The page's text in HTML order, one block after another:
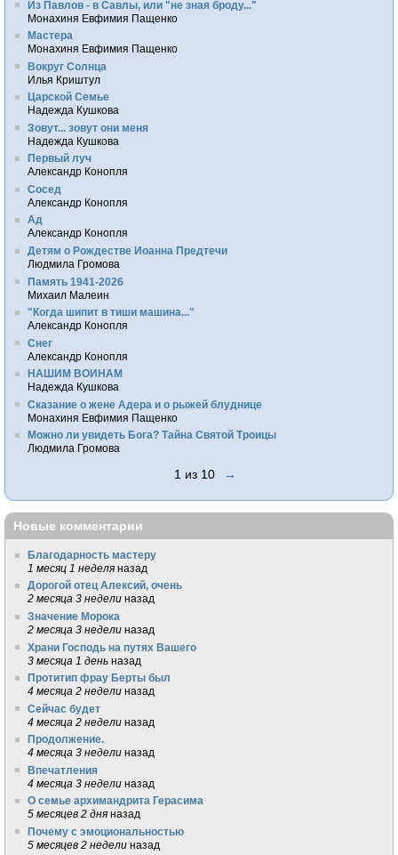
Из Павлов - в Савлы, или "не зная броду..."
Монахиня Евфимия Пащенко
Мастера
Монахиня Евфимия Пащенко
Вокруг Солнца
Илья Криштул
Царской Семье
Надежда Кушкова
Зовут... зовут они меня
Надежда Кушкова
Первый луч
Александр Конопля
Сосед
Александр Конопля
Ад
Александр Конопля
Детям о Рождестве Иоанна Предтечи
Людмила Громова
Память 1941-2026
Михаил Малеин
"Когда шипит в тиши машина..."
Александр Конопля
Снег
Александр Конопля
НАШИМ ВОИНАМ
Надежда Кушкова
Сказание о жене Адера и о рыжей блуднице
Монахиня Евфимия Пащенко
Можно ли увидеть Бога? Тайна Святой Троицы
Людмила Громова
1 из 10 →
Новые комментарии
Благодарность мастеру
1 месяц 1 неделя назад
Дорогой отец Алексий, очень
2 месяца 3 недели назад
Значение Морока
2 месяца 3 недели назад
Храни Господь на путях Вашего
3 месяца 1 день назад
Протитип фрау Берты был
4 месяца 2 недели назад
Сейчас будет
4 месяца 2 недели назад
Продолжение.
4 месяца 3 недели назад
Впечатления
4 месяца 3 недели назад
О семье архимандрита Герасима
5 месяцев 2 дня назад
Почему с эмоциональностью
5 месяцев 2 недели назад